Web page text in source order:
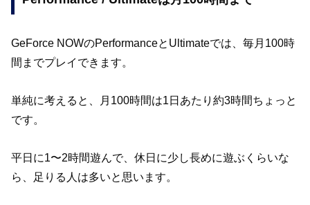
GeForce NOWのPerformanceとUltimateでは、毎月100時
間までプレイできます。
単純に考えると、月100時間は1日あたり約3時間ちょっと
です。
平日に1〜2時間遊んで、休日に少し長めに遊ぶくらいな
ら、足りる人は多いと思います。